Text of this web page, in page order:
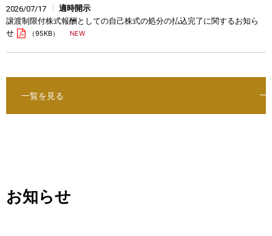
2026/07/17
適時開示
譲渡制限付株式報酬としての自己株式の処分の払込完了に関するお知ら
せ
（95KB）
一覧を見る
お知らせ